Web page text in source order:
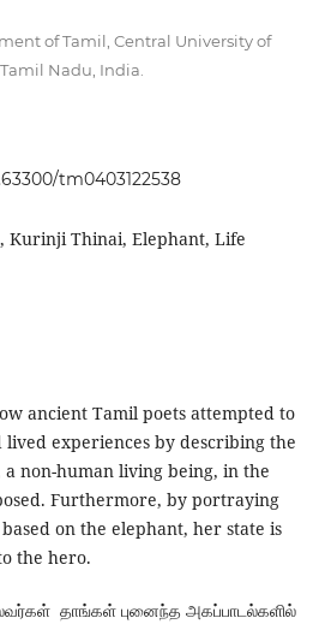
of Tamil, Central University of
Nadu, India.
tm0403122538
Kurinji Thinai, Elephant, Life
ancient Tamil poets attempted to
experiences by describing the
non-human living being, in the
Furthermore, by portraying
on the elephant, her state is
the hero.
தாங்கள் புனைந்த அகப்பாடல்களில்